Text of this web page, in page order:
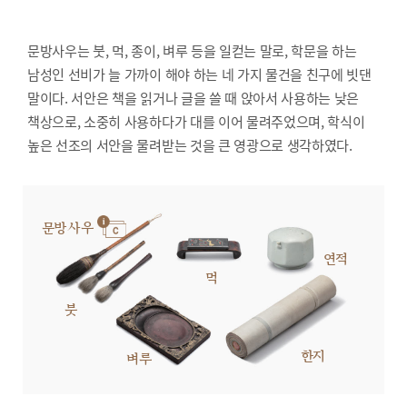
문방사우는 붓, 먹, 종이, 벼루 등을 일컫는 말로, 학문을 하는
남성인 선비가 늘 가까이 해야 하는 네 가지 물건을 친구에 빗댄
말이다. 서안은 책을 읽거나 글을 쓸 때 앉아서 사용하는 낮은
책상으로, 소중히 사용하다가 대를 이어 물려주었으며, 학식이
높은 선조의 서안을 물려받는 것을 큰 영광으로 생각하였다.
문방사우
붓
먹
연적
벼루 한지